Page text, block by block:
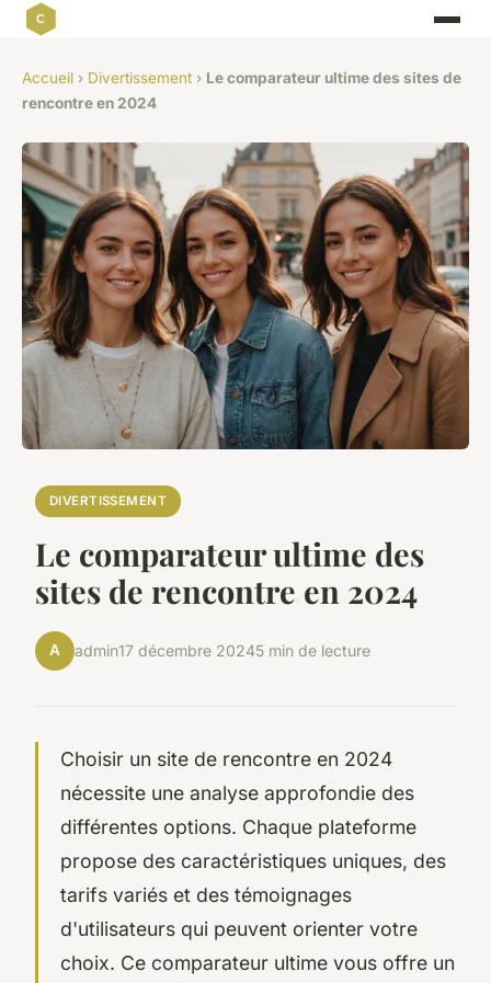
Accueil › Divertissement › Le comparateur ultime des sites de
rencontre en 2024
DIVERTISSEMENT
Le comparateur ultime des
sites de rencontre en 2024
A admin17 décembre 20245 min de lecture
Choisir un site de rencontre en 2024
nécessite une analyse approfondie des
différentes options. Chaque plateforme
propose des caractéristiques uniques, des
tarifs variés et des témoignages
d'utilisateurs qui peuvent orienter votre
choix. Ce comparateur ultime vous offre un